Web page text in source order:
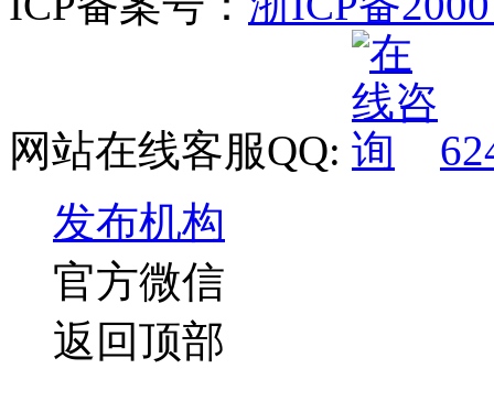
网站在线客服QQ:
发布机构
官方微信
返回顶部